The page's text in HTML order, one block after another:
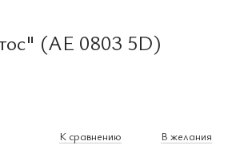
(AE 0803 5D)
К сравнению В желания